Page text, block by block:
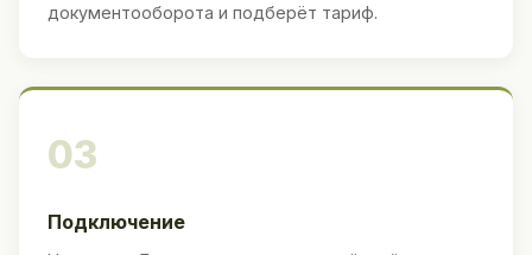
документооборота и подберёт тариф.
03
Подключение